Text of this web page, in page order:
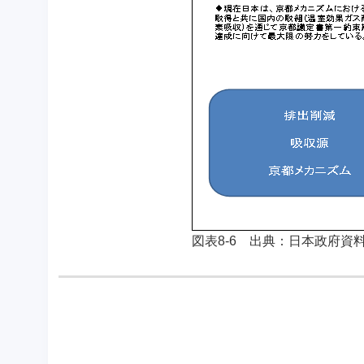
図表8-6 出典：日本政府資